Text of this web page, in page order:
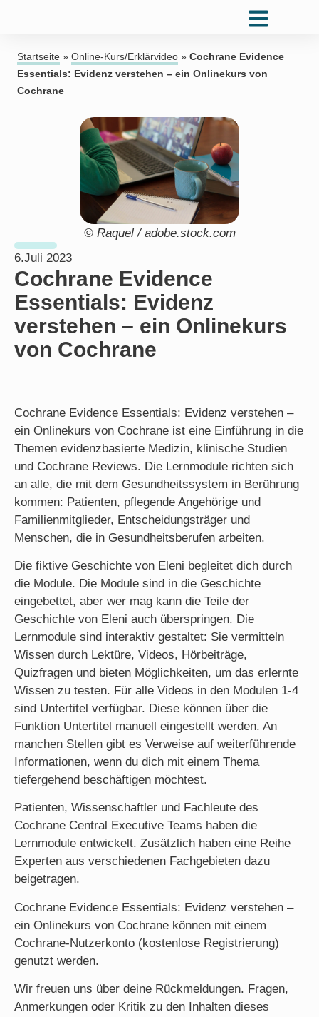
Startseite » Online-Kurs/Erklärvideo » Cochrane Evidence
Essentials: Evidenz verstehen – ein Onlinekurs von
Cochrane
© Raquel / adobe.stock.com
6.Juli 2023
Cochrane Evidence
Essentials: Evidenz
verstehen – ein Onlinekurs
von Cochrane
Cochrane Evidence Essentials: Evidenz verstehen –
ein Onlinekurs von Cochrane ist eine Einführung in die
Themen evidenzbasierte Medizin, klinische Studien
und Cochrane Reviews. Die Lernmodule richten sich
an alle, die mit dem Gesundheitssystem in Berührung
kommen: Patienten, pflegende Angehörige und
Familienmitglieder, Entscheidungsträger und
Menschen, die in Gesundheitsberufen arbeiten.
Die fiktive Geschichte von Eleni begleitet dich durch
die Module. Die Module sind in die Geschichte
eingebettet, aber wer mag kann die Teile der
Geschichte von Eleni auch überspringen. Die
Lernmodule sind interaktiv gestaltet: Sie vermitteln
Wissen durch Lektüre, Videos, Hörbeiträge,
Quizfragen und bieten Möglichkeiten, um das erlernte
Wissen zu testen. Für alle Videos in den Modulen 1-4
sind Untertitel verfügbar. Diese können über die
Funktion Untertitel manuell eingestellt werden. An
manchen Stellen gibt es Verweise auf weiterführende
Informationen, wenn du dich mit einem Thema
tiefergehend beschäftigen möchtest.
Patienten, Wissenschaftler und Fachleute des
Cochrane Central Executive Teams haben die
Lernmodule entwickelt. Zusätzlich haben eine Reihe
Experten aus verschiedenen Fachgebieten dazu
beigetragen.
Cochrane Evidence Essentials: Evidenz verstehen –
ein Onlinekurs von Cochrane können mit einem
Cochrane-Nutzerkonto (kostenlose Registrierung)
genutzt werden.
Wir freuen uns über deine Rückmeldungen. Fragen,
Anmerkungen oder Kritik zu den Inhalten dieses